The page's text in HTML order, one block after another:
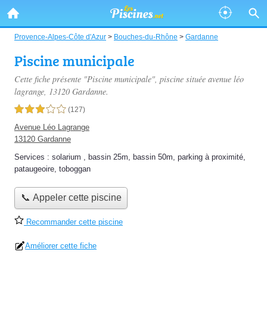
Provence-Alpes-Côte d'Azur > Bouches-du-Rhône > Gardanne
Piscine municipale
Cette fiche présente "Piscine municipale", piscine située avenue léo
lagrange, 13120 Gardanne.
3,0 étoiles sur 5 (127)
Avenue Léo Lagrange
13120 Gardanne
Services : solarium , bassin 25m, bassin 50m, parking à proximité,
pataugeoire, toboggan
📞 Appeler cette piscine
Recommander cette piscine
Améliorer cette fiche